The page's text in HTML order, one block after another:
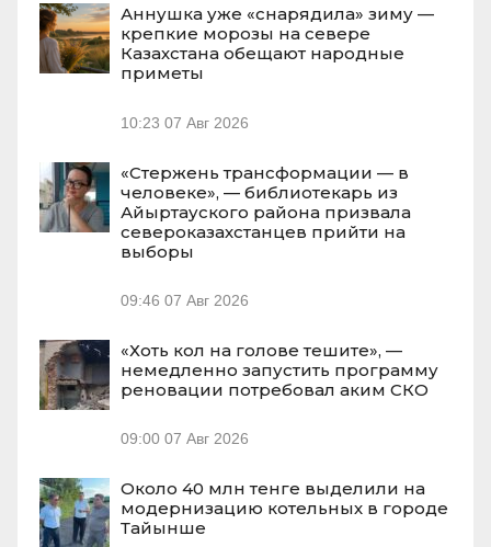
Аннушка уже «снарядила» зиму —
крепкие морозы на севере
Казахстана обещают народные
приметы
10:23 07 Авг 2026
«Стержень трансформации — в
человеке», — библиотекарь из
Айыртауского района призвала
североказахстанцев прийти на
выборы
09:46 07 Авг 2026
«Хоть кол на голове тешите», —
немедленно запустить программу
реновации потребовал аким СКО
09:00 07 Авг 2026
Около 40 млн тенге выделили на
модернизацию котельных в городе
Тайынше